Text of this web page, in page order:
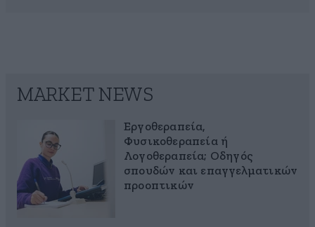
MARKET NEWS
Εργοθεραπεία,
Φυσικοθεραπεία ή
Λογοθεραπεία; Οδηγός
σπουδών και επαγγελματικών
προοπτικών